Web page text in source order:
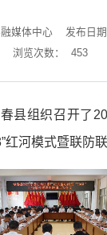
媒体中心
发布日
浏览次数：
453
县组织召开了
红河模式暨联防